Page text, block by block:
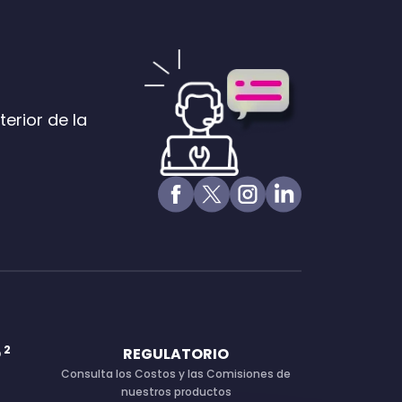
de la
2 REGULATORIO
Consulta los Costos y las Comisiones de
nuestros productos